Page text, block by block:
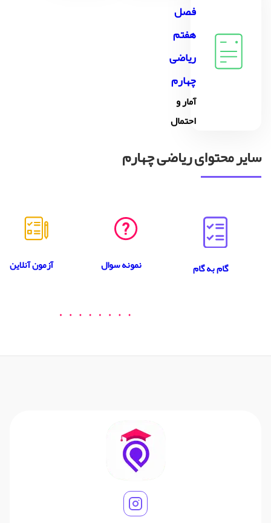
فصل
هفتم
ریاضی
چهارم
آمار و
احتمال
سایر محتوای ریاضی چهارم
گام به گام نمونه سوال آزمون آنلاین